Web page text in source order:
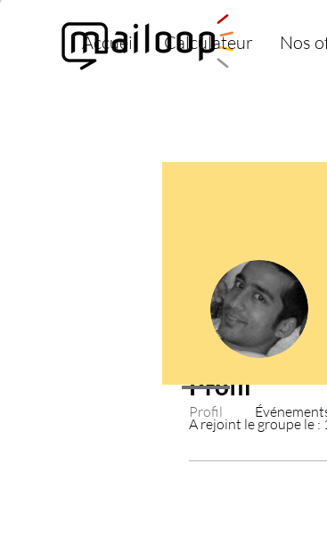
Accueil Calculateur Nos
Profil
A rejoint le groupe le :
Profil